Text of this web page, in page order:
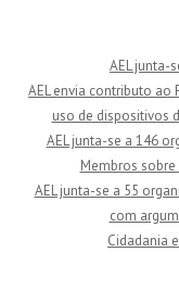
e
AEL junta-
AEL envia contributo ao
uso de dispositivos
AEL junta-se a 146
Membros
AEL junta-se a 55
com
Cidadania